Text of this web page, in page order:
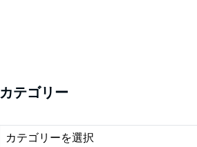
カテゴリー